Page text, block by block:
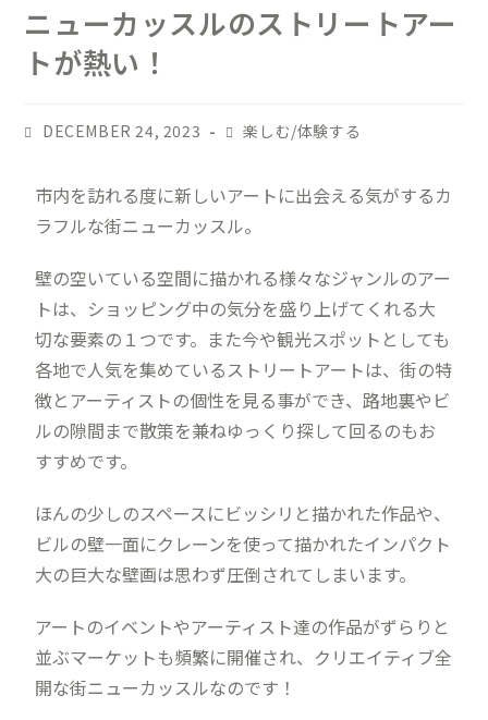
ニューカッスルのストリートアー
トが熱い！
DECEMBER 24, 2023 楽しむ/体験する
市内を訪れる度に新しいアートに出会える気がするカ
ラフルな街ニューカッスル。
壁の空いている空間に描かれる様々なジャンルのアー
トは、ショッピング中の気分を盛り上げてくれる大
切な要素の１つです。また今や観光スポットとしても
各地で人気を集めているストリートアートは、街の特
徴とアーティストの個性を見る事ができ、路地裏やビ
ルの隙間まで散策を兼ねゆっくり探して回るのもお
すすめです。
ほんの少しのスペースにビッシリと描かれた作品や、
ビルの壁一面にクレーンを使って描かれたインパクト
大の巨大な壁画は思わず圧倒されてしまいます。
アートのイベントやアーティスト達の作品がずらりと
並ぶマーケットも頻繁に開催され、クリエイティブ全
開な街ニューカッスルなのです！